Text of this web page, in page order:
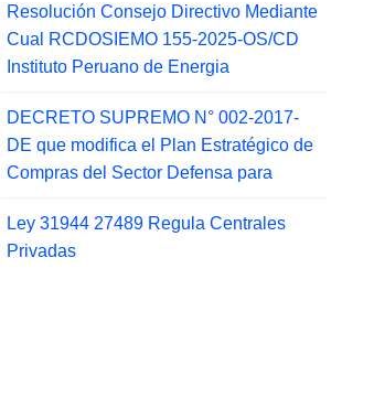
Resolución Consejo Directivo Mediante
Cual RCDOSIEMO 155-2025-OS/CD
Instituto Peruano de Energia
DECRETO SUPREMO N° 002-2017-
DE que modifica el Plan Estratégico de
Compras del Sector Defensa para
Ley 31944 27489 Regula Centrales
Privadas